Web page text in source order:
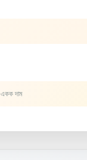
একক দাম